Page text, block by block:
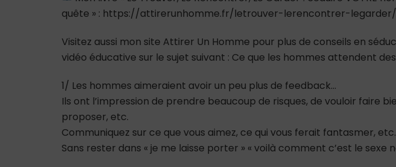
quête » : https://attirerunhomme.fr/letrouver-lerencontrer-legarder/
Visitez aussi mon site Attirer Un Homme pour plus de conseils en
vidéo éducative sur le sujet suivant : Ce que les hommes attendent
1/ Les hommes aimeraient avoir un peu plus de feedback…
Ils ont l’impression de prendre beaucoup de risques, de vouloir faire
proposer, etc.
Communiquez sur ce que vous aimez, ce qui vous ferait fantasmer, etc.
Sans rester dans « je me laisse porter » « voilà comment c’est le